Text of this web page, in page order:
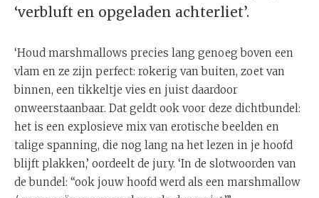
‘verbluft en opgeladen achterliet’.
‘Houd marshmallows precies lang genoeg boven een
vlam en ze zijn perfect: rokerig van buiten, zoet van
binnen, een tikkeltje vies en juist daardoor
onweerstaanbaar. Dat geldt ook voor deze dichtbundel:
het is een explosieve mix van erotische beelden en
talige spanning, die nog lang na het lezen in je hoofd
blijft plakken,’ oordeelt de jury. ‘In de slotwoorden van
de bundel: “ook jouw hoofd werd als een marshmallow